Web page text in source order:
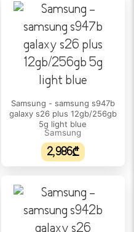
Glass Victus+
Samsung - samsung s947b
galaxy s26 plus 12gb/256gb
5g light blue
Samsung
2,986₾